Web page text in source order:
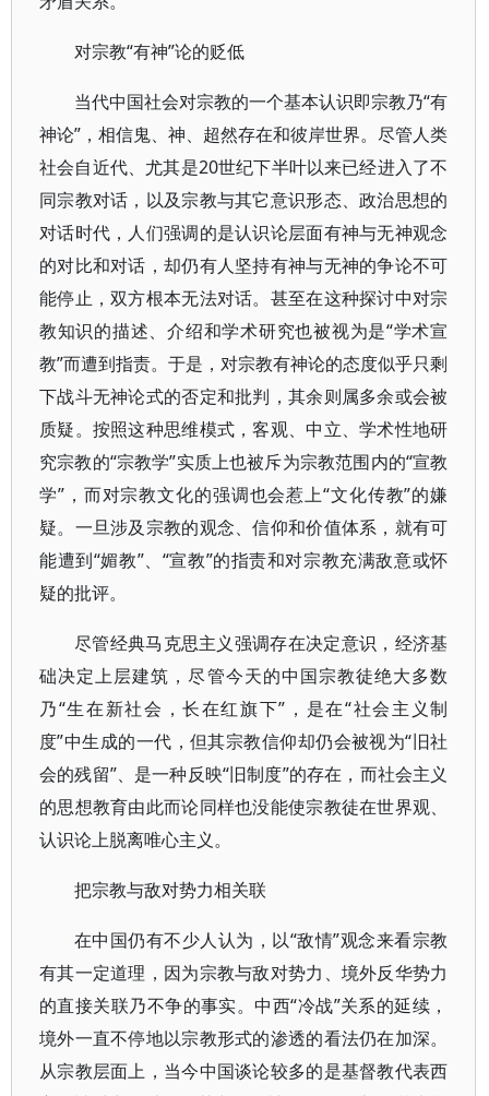
对宗教“有神”论的贬低
当代中国社会对宗教的一个基本认识即宗教乃“有
神论”，相信鬼、神、超然存在和彼岸世界。尽管人类
社会自近代、尤其是20世纪下半叶以来已经进入了不
同宗教对话，以及宗教与其它意识形态、政治思想的
对话时代，人们强调的是认识论层面有神与无神观念
的对比和对话，却仍有人坚持有神与无神的争论不可
能停止，双方根本无法对话。甚至在这种探讨中对宗
教知识的描述、介绍和学术研究也被视为是“学术宣
教”而遭到指责。于是，对宗教有神论的态度似乎只剩
下战斗无神论式的否定和批判，其余则属多余或会被
质疑。按照这种思维模式，客观、中立、学术性地研
究宗教的“宗教学”实质上也被斥为宗教范围内的“宣教
学”，而对宗教文化的强调也会惹上“文化传教”的嫌
疑。一旦涉及宗教的观念、信仰和价值体系，就有可
能遭到“媚教”、“宣教”的指责和对宗教充满敌意或怀
疑的批评。
尽管经典马克思主义强调存在决定意识，经济基
础决定上层建筑，尽管今天的中国宗教徒绝大多数
乃“生在新社会，长在红旗下”，是在“社会主义制
度”中生成的一代，但其宗教信仰却仍会被视为“旧社
会的残留”、是一种反映“旧制度”的存在，而社会主义
的思想教育由此而论同样也没能使宗教徒在世界观、
认识论上脱离唯心主义。
把宗教与敌对势力相关联
在中国仍有不少人认为，以“敌情”观念来看宗教
有其一定道理，因为宗教与敌对势力、境外反华势力
的直接关联乃不争的事实。中西“冷战”关系的延续，
境外一直不停地以宗教形式的渗透的看法仍在加深。
从宗教层面上，当今中国谈论较多的是基督教代表西